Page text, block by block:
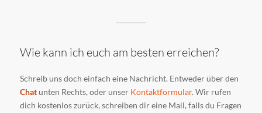
Wie kann ich euch am besten erreichen?
Schreib uns doch einfach eine Nachricht. Entweder über den
Chatunten Rechts, oder unser Kontaktformular. Wir rufen
dich kostenlos zurück, schreiben dir eine Mail, falls du Fragen